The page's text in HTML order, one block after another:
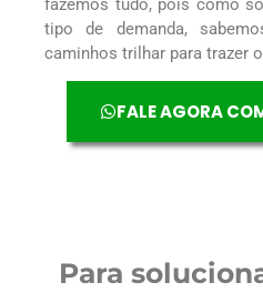
fazemos tudo, pois como
tipo de demanda,
caminhos trilhar para trazer
FALE AGORA
Para